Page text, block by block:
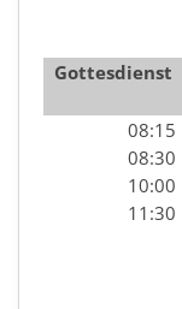
Gottesdienst
08:15
08:30
10:00
11:30